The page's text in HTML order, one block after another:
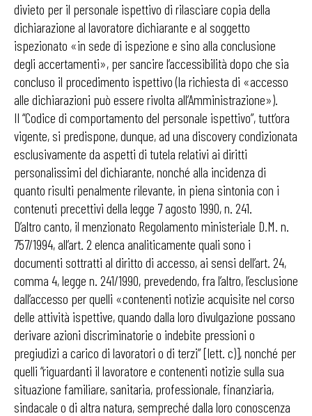
divieto per il personale ispettivo di rilasciare copia della
dichiarazione al lavoratore dichiarante e al soggetto
ispezionato «in sede di ispezione e sino alla conclusione
degli accertamenti», per sancire l’accessibilità dopo che sia
concluso il procedimento ispettivo (la richiesta di «accesso
alle dichiarazioni può essere rivolta all’Amministrazione»).
Il “Codice di comportamento del personale ispettivo”, tutt’ora
vigente, si predispone, dunque, ad una discovery condizionata
esclusivamente da aspetti di tutela relativi ai diritti
personalissimi del dichiarante, nonché alla incidenza di
quanto risulti penalmente rilevante, in piena sintonia con i
contenuti precettivi della legge 7 agosto 1990, n. 241.
D’altro canto, il menzionato Regolamento ministeriale D.M. n.
757/1994, all’art. 2 elenca analiticamente quali sono i
documenti sottratti al diritto di accesso, ai sensi dell’art. 24,
comma 4, legge n. 241/1990, prevedendo, fra l’altro, l’esclusione
dall’accesso per quelli «contenenti notizie acquisite nel corso
delle attività ispettive, quando dalla loro divulgazione possano
derivare azioni discriminatorie o indebite pressioni o
pregiudizi a carico di lavoratori o di terzi” [lett. c)], nonché per
quelli “riguardanti il lavoratore e contenenti notizie sulla sua
situazione familiare, sanitaria, professionale, finanziaria,
sindacale o di altra natura, sempreché dalla loro conoscenza